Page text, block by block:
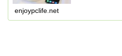
enjoypclife.net